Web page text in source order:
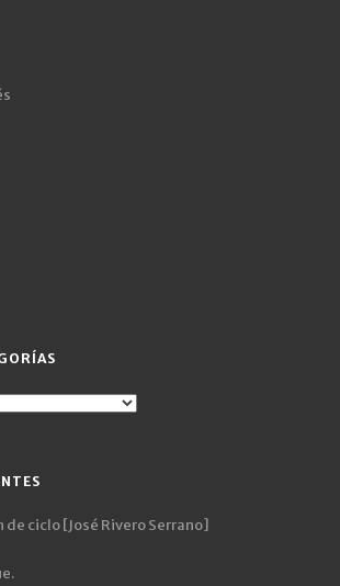
de ciclo [José Rivero Serrano]